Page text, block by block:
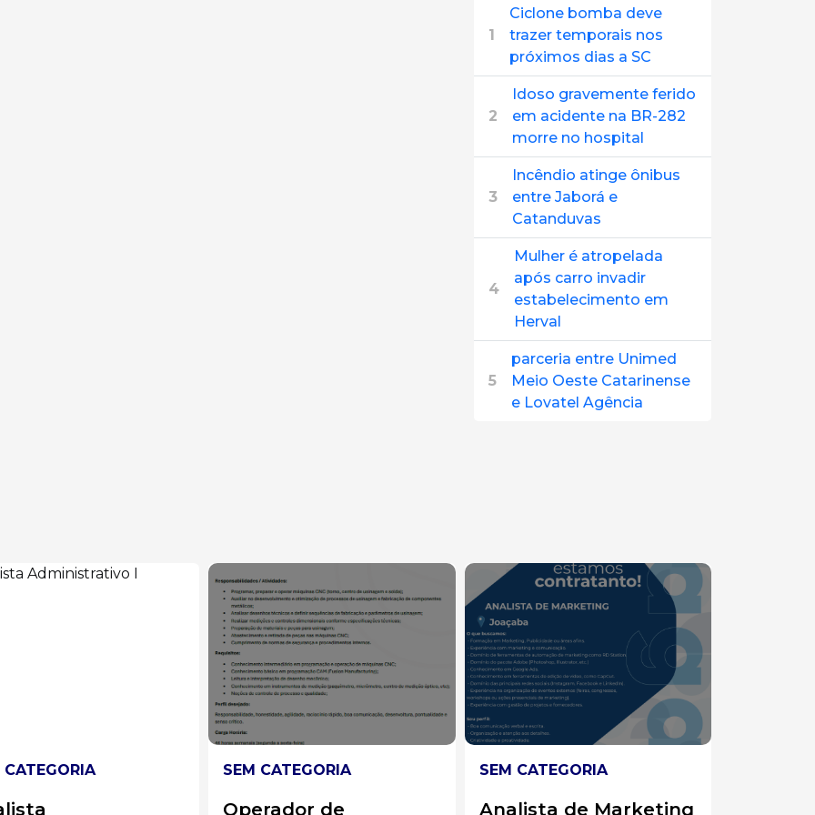
1
Ciclone bomba deve
trazer temporais nos
próximos dias a SC
2
Idoso gravemente ferido
em acidente na BR-282
morre no hospital
3
Incêndio atinge ônibus
entre Jaborá e
Catanduvas
4
Mulher é atropelada
após carro invadir
estabelecimento em
Herval
5
parceria entre Unimed
Meio Oeste Catarinense
e Lovatel Agência
CATEGORIA
de
SEM CATEGORIA
Analista de Marketing
SEM CATEGORIA
Auxiliar de Expedição